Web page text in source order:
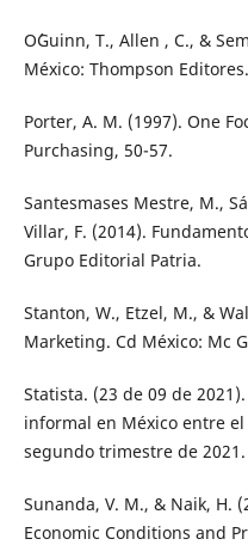
O´Guinn, T., Allen , C., &
México: Thompson Editores.
Porter, A. M. (1997). One
Purchasing, 50-57.
Santesmases Mestre, M.,
Villar, F. (2014).
Grupo Editorial Patria.
Stanton, W., Etzel, M., &
Marketing. Cd México: Mc
Statista. (23 de 09 de
informal en México entre
segundo trimestre de
Sunanda, V. M., & Naik, H.
Economic Conditions and